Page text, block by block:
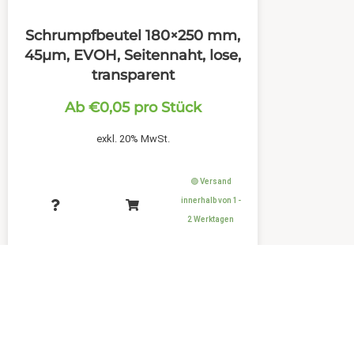
Schrumpfbeutel 180×250 mm,
45µm, EVOH, Seitennaht, lose,
transparent
Ab€0,05pro Stück
exkl. 20% MwSt.
🟢 Versand
innerhalb von 1-
2 Werktagen